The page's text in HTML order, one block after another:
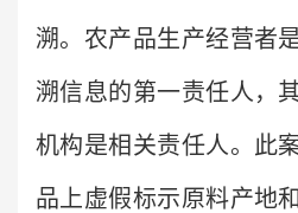
溯。农产品生产经营者
溯信息的第一责任人，
机构是相关责任人。此
品上虚假标示原料产地